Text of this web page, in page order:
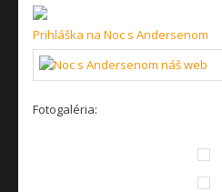
Prihláška na Noc s Andersenom
Fotogaléria: